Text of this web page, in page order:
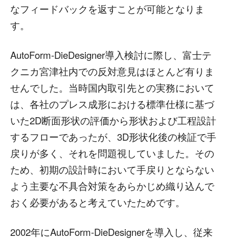
なフィードバックを返すことが可能となりま
す。
AutoForm-DieDesigner導入検討に際し、富士テ
クニカ宮津社内での反対意見はほとんど有りま
せんでした。当時国内取引先との実務において
は、各社のプレス成形における標準仕様に基づ
いた2D断面形状の評価から形状および工程設計
するフローであったが、3D形状化後の検証で手
戻りが多く、それを問題視していました。その
ため、初期の設計時において手戻りとならない
よう主要な不具合対策をあらかじめ織り込んで
おく必要があると考えていたためです。
2002年にAutoForm-DieDesignerを導入し、従来